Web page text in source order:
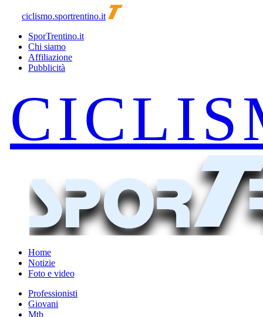
ciclismo.sportrentino.it
SporTrentino.it
Chi siamo
Affiliazione
Pubblicità
Home
Notizie
Foto e video
Professionisti
Giovani
Mtb